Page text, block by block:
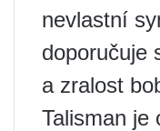
nevlastní
doporučuje
a zralost
Talisman je